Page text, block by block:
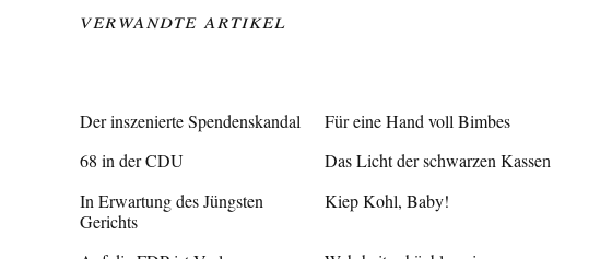
Verwandte Artikel
Der inszenierte Spendenskandal
Für eine Hand voll Bimbes
68 in der CDU
Das Licht der schwarzen Kassen
In Erwartung des Jüngsten
Gerichts
Kiep Kohl, Baby!